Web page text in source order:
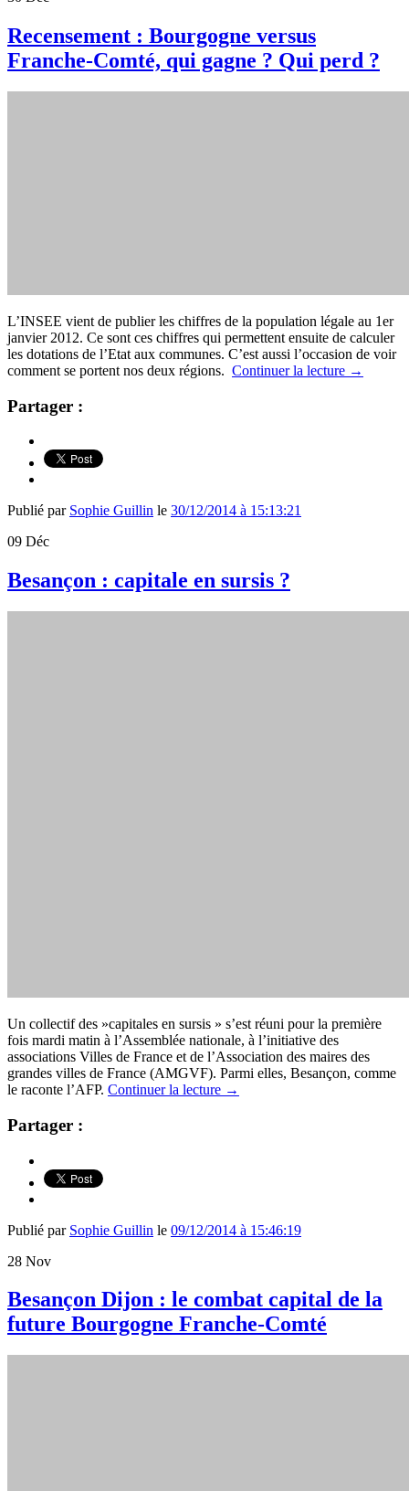
Recensement : Bourgogne versus
Franche-Comté, qui gagne ? Qui perd ?
L’INSEE vient de publier les chiffres de la population légale au 1er
janvier 2012. Ce sont ces chiffres qui permettent ensuite de calculer
les dotations de l’Etat aux communes. C’est aussi l’occasion de voir
comment se portent nos deux régions. Continuer la lecture →
Partager :
Publié par Sophie Guillin le 30/12/2014 à 15:13:21
09 Déc
Besançon : capitale en sursis ?
Un collectif des »capitales en sursis » s’est réuni pour la première
fois mardi matin à l’Assemblée nationale, à l’initiative des
associations Villes de France et de l’Association des maires des
grandes villes de France (AMGVF). Parmi elles, Besançon, comme
le raconte l’AFP. Continuer la lecture →
Partager :
Publié par Sophie Guillin le 09/12/2014 à 15:46:19
28 Nov
Besançon Dijon : le combat capital de la
future Bourgogne Franche-Comté